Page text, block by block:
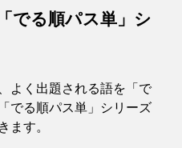
でる順パス単」シ
よく出題される語を「で
でる順パス単」シリーズ
ます。